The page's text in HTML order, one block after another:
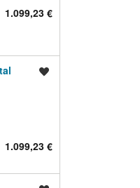
1.099,23 €
1.099,23 €